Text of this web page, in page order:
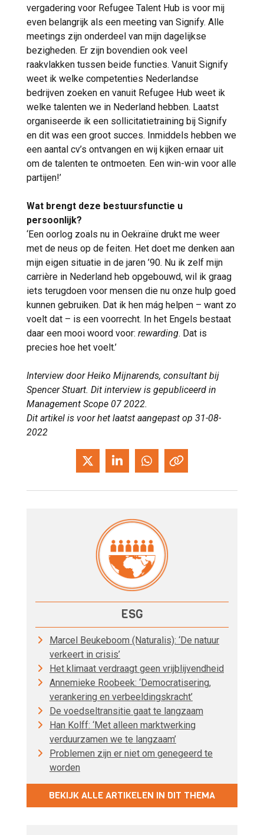
vergadering voor Refugee Talent Hub is voor mij
even belangrijk als een meeting van Signify. Alle
meetings zijn onderdeel van mijn dagelijkse
bezigheden. Er zijn bovendien ook veel
raakvlakken tussen beide functies. Vanuit Signify
weet ik welke competenties Nederlandse
bedrijven zoeken en vanuit Refugee Hub weet ik
welke talenten we in Nederland hebben. Laatst
organiseerde ik een sollicitatietraining bij Signify
en dit was een groot succes. Inmiddels hebben we
een aantal cv’s ontvangen en wij kijken ernaar uit
om de talenten te ontmoeten. Een win-win voor alle
partijen!’
Wat brengt deze bestuursfunctie u
persoonlijk?
‘Een oorlog zoals nu in Oekraïne drukt me weer
met de neus op de feiten. Het doet me denken aan
mijn eigen situatie in de jaren ’90. Nu ik zelf mijn
carrière in Nederland heb opgebouwd, wil ik graag
iets terugdoen voor mensen die nu onze hulp goed
kunnen gebruiken. Dat ik hen mág helpen – want zo
voelt dat – is een voorrecht. In het Engels bestaat
daar een mooi woord voor: rewarding. Dat is
precies hoe het voelt.’
Interview door Heiko Mijnarends, consultant bij
Spencer Stuart. Dit interview is gepubliceerd in
Management Scope 07 2022.
Dit artikel is voor het laatst aangepast op 31-08-
2022
ESG
Marcel Beukeboom (Naturalis): ‘De natuur
verkeert in crisis’
Het klimaat verdraagt geen vrijblijvendheid
Annemieke Roobeek: ‘Democratisering,
verankering en verbeeldingskracht’
De voedseltransitie gaat te langzaam
Han Kolff: ‘Met alleen marktwerking
verduurzamen we te langzaam’
Problemen zijn er niet om genegeerd te
worden
BEKIJK ALLE ARTIKELEN IN DIT THEMA